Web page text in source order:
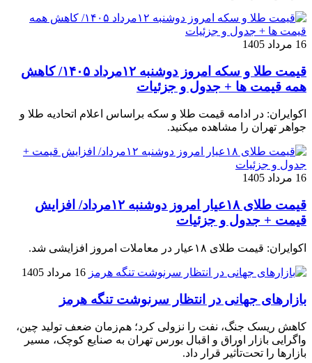
16 مرداد 1405
قیمت طلا و سکه امروز دوشنبه ۱۲مرداد ۱۴۰۵/ کاهش
همه قیمت ها + جدول و جزئیات
اکوایران: در ادامه قیمت طلا و سکه براساس اعلام اتحادیه طلا و
جواهر تهران را مشاهده میکنید.
16 مرداد 1405
قیمت طلای ۱۸عیار امروز دوشنبه ۱۲مرداد/ افزایش
قیمت + جدول و جزئیات
اکوایران: قیمت طلای ۱۸عیار در معاملات امروز افزایشی شد.
16 مرداد 1405
بازارهای جهانی در انتظار سرنوشت تنگه هرمز
کاهش ریسک جنگ، نفت را نزولی کرد؛ هم‌زمان ضعف تولید چین،
واگرایی بازار اوراق و اقبال بورس تهران به صنایع کوچک، مسیر
بازارها را تحت‌تأثیر قرار داد.